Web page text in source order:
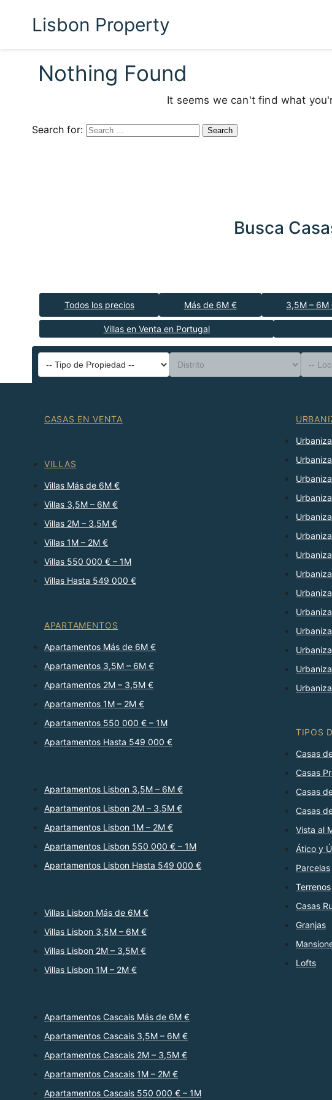
Lisbon Property
Nothing Found
It seems we can't find what
Search for:
Busca
Todos los precios Más de 6M € 3,5M – 6M
Villas en Venta en Portugal
CASAS EN VENTA
VILLAS
Villas Más de 6M €
Villas 3,5M – 6M €
Villas 2M – 3,5M €
Villas 1M – 2M €
Villas 550 000 € – 1M
Villas Hasta 549 000 €
APARTAMENTOS
Apartamentos Más de 6M €
Apartamentos 3,5M – 6M €
Apartamentos 2M – 3,5M €
Apartamentos 1M – 2M €
Apartamentos 550 000 € – 1M
Apartamentos Hasta 549 000 €
Apartamentos Lisbon 3,5M – 6M €
Apartamentos Lisbon 2M – 3,5M €
Apartamentos Lisbon 1M – 2M €
Apartamentos Lisbon 550 000 € – 1M
Apartamentos Lisbon Hasta 549 000 €
Villas Lisbon Más de 6M €
Villas Lisbon 3,5M – 6M €
Villas Lisbon 2M – 3,5M €
Villas Lisbon 1M – 2M €
Apartamentos Cascais Más de 6M €
Apartamentos Cascais 3,5M – 6M €
Apartamentos Cascais 2M – 3,5M €
Apartamentos Cascais 1M – 2M €
Apartamentos Cascais 550 000 € – 1M
TIPOS
Casas
Casas
Casas
Casas
Vista al
Ático y
Parcelas
Terrenos
Casas
Granjas
Lofts